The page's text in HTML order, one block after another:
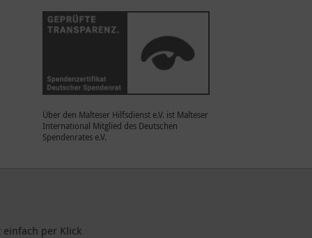
Über den Malteser Hilfsdienst e.V. ist Malteser
International Mitglied des Deutschen
Spendenrates e.V.
per Klick